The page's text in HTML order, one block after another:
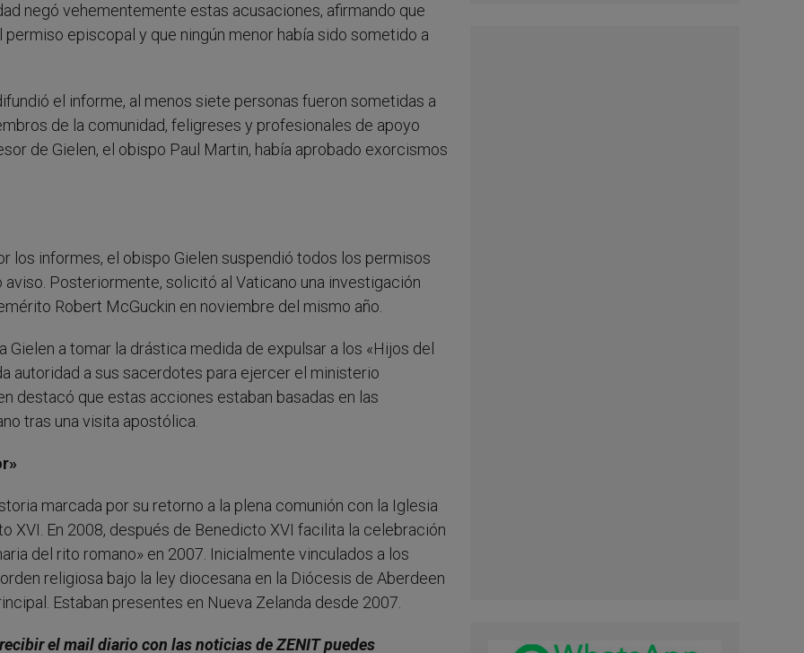
negó vehementemente estas acusaciones, afirmando que
episcopal y que ningún menor había sido sometido a
el informe, al menos siete personas fueron sometidas a
de la comunidad, feligreses y profesionales de apoyo
de Gielen, el obispo Paul Martin, había aprobado exorcismos
los informes, el obispo Gielen suspendió todos los permisos
Posteriormente, solicitó al Vaticano una investigación
Robert McGuckin en noviembre del mismo año.
a tomar la drástica medida de expulsar a los «Hijos del
autoridad a sus sacerdotes para ejercer el ministerio
destacó que estas acciones estaban basadas en las
tras una visita apostólica.
marcada por su retorno a la plena comunión con la Iglesia
XVI. En 2008, después de Benedicto XVI facilita la celebración
del rito romano» en 2007. Inicialmente vinculados a los
religiosa bajo la ley diocesana en la Diócesis de Aberdeen
Estaban presentes en Nueva Zelanda desde 2007.
el mail diario con las noticias de ZENIT puedes